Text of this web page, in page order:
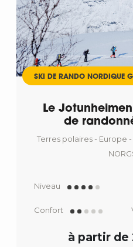
SKI DE RANDO NORDIQUE
Le
de
Terres polaires - Europe
Niveau
Confort
à partir de